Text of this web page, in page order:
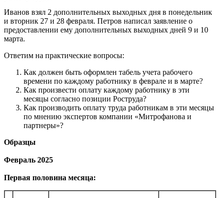
Иванов взял 2 дополнительных выходных дня в понедельник
и вторник 27 и 28 февраля. Петров написал заявление о
предоставлении ему дополнительных выходных дней 9 и 10
марта.
Ответим на практические вопросы:
Как должен быть оформлен табель учета рабочего
времени по каждому работнику в феврале и в марте?
Как произвести оплату каждому работнику в эти
месяцы согласно позиции Роструда?
Как производить оплату труда работникам в эти месяцы
по мнению экспертов компании «Митрофанова и
партнеры»?
Образцы
Февраль 2025
Первая половина месяца: